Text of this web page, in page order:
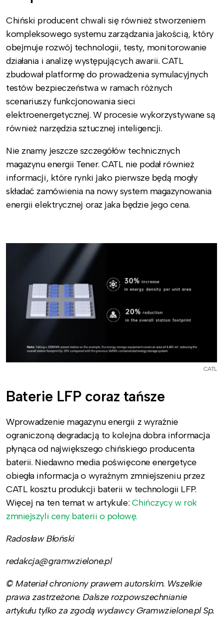
Chiński producent chwali się również stworzeniem
kompleksowego systemu zarządzania jakością, który
obejmuje rozwój technologii, testy, monitorowanie
działania i analizę występujących awarii. CATL
zbudował platformę do prowadzenia symulacyjnych
testów bezpieczeństwa w ramach różnych
scenariuszy funkcjonowania sieci
elektroenergetycznej. W procesie wykorzystywane są
również narzędzia sztucznej inteligencji.
Nie znamy jeszcze szczegółów technicznych
magazynu energii Tener. CATL nie podał również
informacji, które rynki jako pierwsze będą mogły
składać zamówienia na nowy system magazynowania
energii elektrycznej oraz jaka będzie jego cena.
CATL
Baterie LFP coraz tańsze
Wprowadzenie magazynu energii z wyraźnie
ograniczoną degradacją to kolejna dobra informacja
płynąca od największego chińskiego producenta
baterii. Niedawno media poświęcone energetyce
obiegła informacja o wyraźnym zmniejszeniu przez
CATL kosztu produkcji baterii w technologii LFP.
Więcej na ten temat w artykule: Chińczycy w rok
zmniejszyli ceny baterii o połowę.
Radosław Błoński
redakcja@gramwzielone.pl
© Materiał chroniony prawem autorskim. Wszelkie
prawa zastrzeżone. Dalsze rozpowszechnianie
artykułu tylko za zgodą wydawcy Gramwzielone.pl Sp.